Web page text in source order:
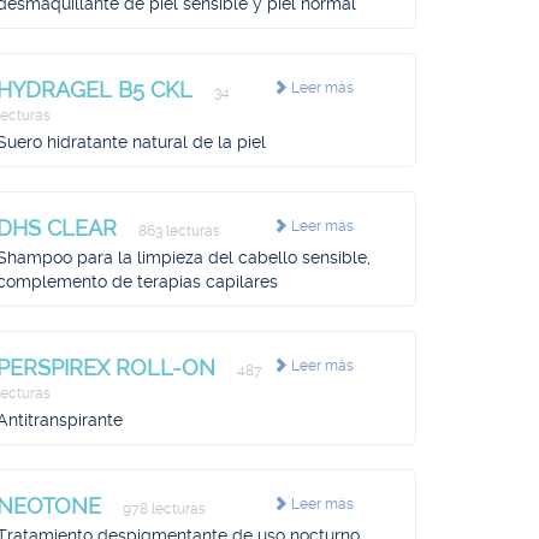
Leer más
HYDRAGEL B5 CKL
34
lecturas
hidratante natural de la piel
Leer más
DHS CLEAR 863 lecturas
para la limpieza del cabello sensible,
de terapias capilares
Leer más
PERSPIREX ROLL-ON
487
lecturas
Leer más
NEOTONE 978 lecturas